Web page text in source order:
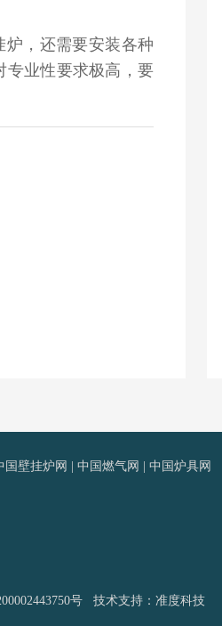
炉，还需要安装各种
专业性要求极高，要
国壁挂炉网 | 中国燃气网 | 中国炉具网
号技术支持： 准度科技